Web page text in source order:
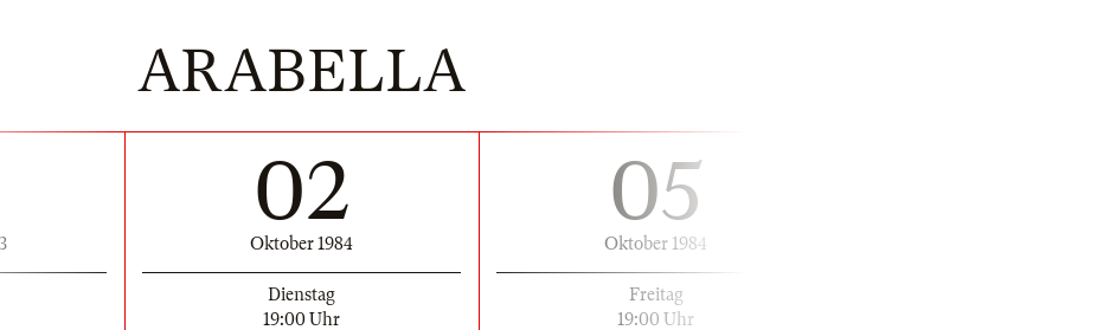
ARABELLA
02
Oktober 1984
Dienstag
19:00 Uhr
05
Oktober 1984
Freitag
19:00 Uhr